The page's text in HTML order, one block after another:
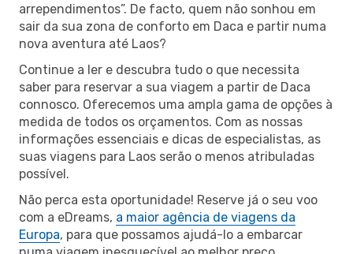
arrependimentos”. De facto, quem não sonhou em
sair da sua zona de conforto em Daca e partir numa
nova aventura até Laos?
Continue a ler e descubra tudo o que necessita
saber para reservar a sua viagem a partir de Daca
connosco. Oferecemos uma ampla gama de opções à
medida de todos os orçamentos. Com as nossas
informações essenciais e dicas de especialistas, as
suas viagens para Laos serão o menos atribuladas
possível.
Não perca esta oportunidade! Reserve já o seu voo
com a eDreams, a maior agência de viagens da
Europa, para que possamos ajudá-lo a embarcar